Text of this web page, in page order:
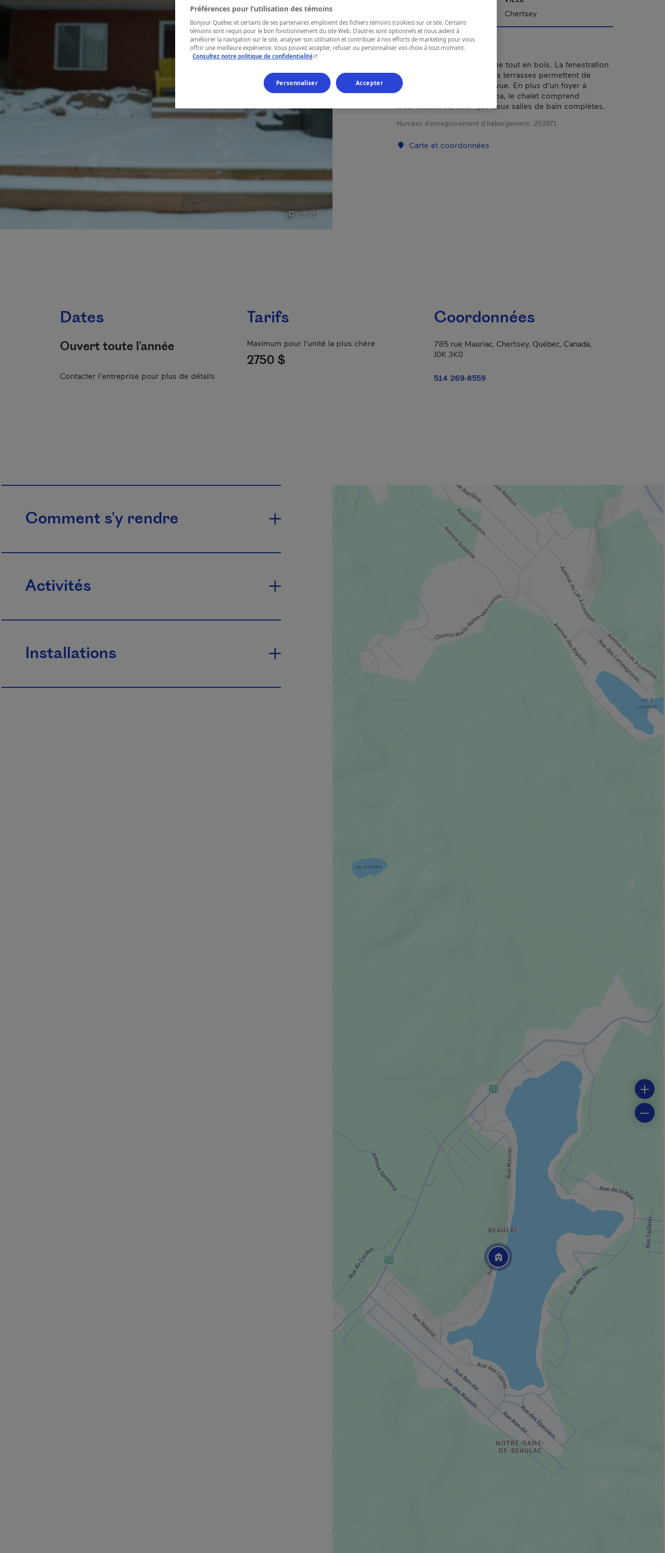
1 / 1
Chertsey
Construction haut de gamme tout en bois. La fenestration
abondante et les spacieuses terrasses permettent de
profiter au maximum de la vue. En plus d’un foyer à
combustion lente et d’un spa, le chalet comprend
trois chambres, ainsi que deux salles de bain complètes.
Numéro d’enregistrement d’hébergement : 253971
Carte et coordonnées
Dates
Ouvert toute l'année
Contacter l'entreprise pour plus de détails
Tarifs
Maximum pour l'unité la plus chère
2750 $
Coordonnées
785 rue Mauriac, Chertsey, Québec, Canada,
J0K 3K0
514 269-8559
Comment s'y rendre
Activités
Installations
Préférences pour l’utilisation des témoins
Bonjour Québec et certains de ses partenaires emploient des fichiers témoins (cookies) sur ce site. Certains
témoins sont requis pour le bon fonctionnement du site Web. D’autres sont optionnels et nous aident à
améliorer la navigation sur le site, analyser son utilisation et contribuer à nos efforts de marketing pour vous
offrir une meilleure expérience. Vous pouvez accepter, refuser ou personnaliser vos choix à tout moment.
Consultez notre politique de confidentialité- Cet hyperlien s'ouvrira dans une nouvelle fenêtre.
Personnaliser Accepter